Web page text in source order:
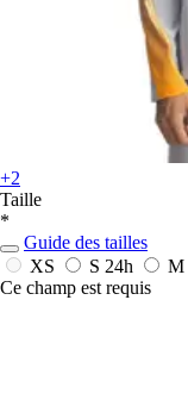
+2
Taille
*
Guide des tailles
XS
S 24h M
Ce champ est requis